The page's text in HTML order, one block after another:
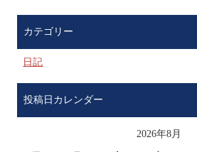
カテゴリー
日記
投稿日カレンダー
2026年8月